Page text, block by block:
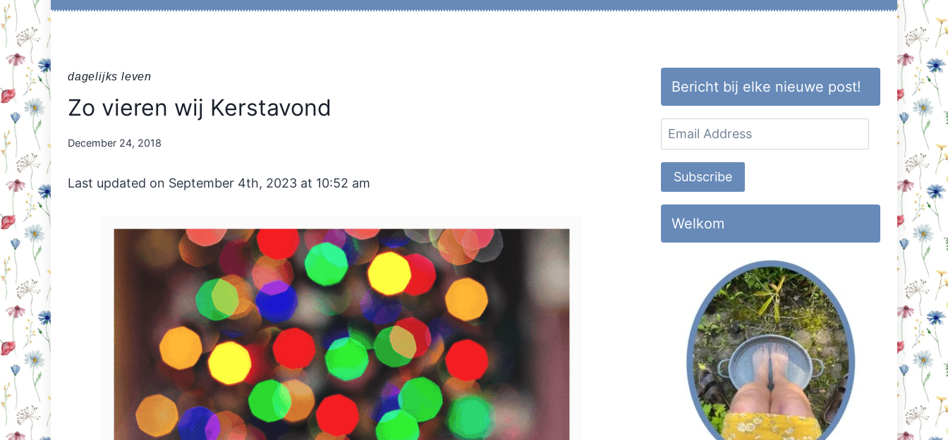
dagelijks leven
Zo vieren wij Kerstavond
By
December 24, 2018
Last updated on September 4th, 2023 at 10:52 am
Bericht bij elke nieuwe post!
Email
Address
Subscribe
Welkom